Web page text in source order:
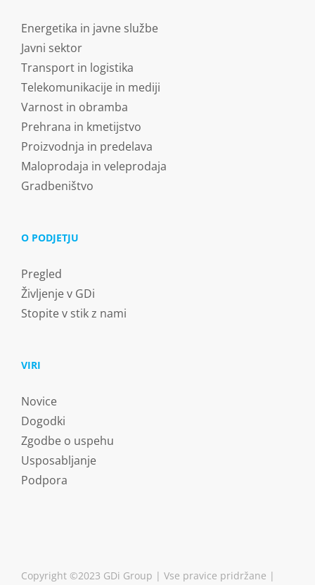
Energetika in javne službe
Javni sektor
Transport in logistika
Telekomunikacije in mediji
Varnost in obramba
Prehrana in kmetijstvo
Proizvodnja in predelava
Maloprodaja in veleprodaja
Gradbeništvo
O PODJETJU
Pregled
Življenje v GDi
Stopite v stik z nami
VIRI
Novice
Dogodki
Zgodbe o uspehu
Usposabljanje
Podpora
Copyright ©2023 GDi Group | Vse pravice pridržane |